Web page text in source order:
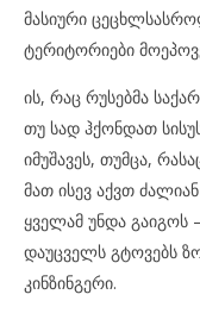
მასიური
ტერიტორიები
ის, რაც რუსებმა
თუ სად ჰქონდათ
იმუშავეს, თუმცა,
მათ ისევ აქვთ
ყველამ უნდა გაიგოს
დაუცველს გტოვებს
კინზინგერი.